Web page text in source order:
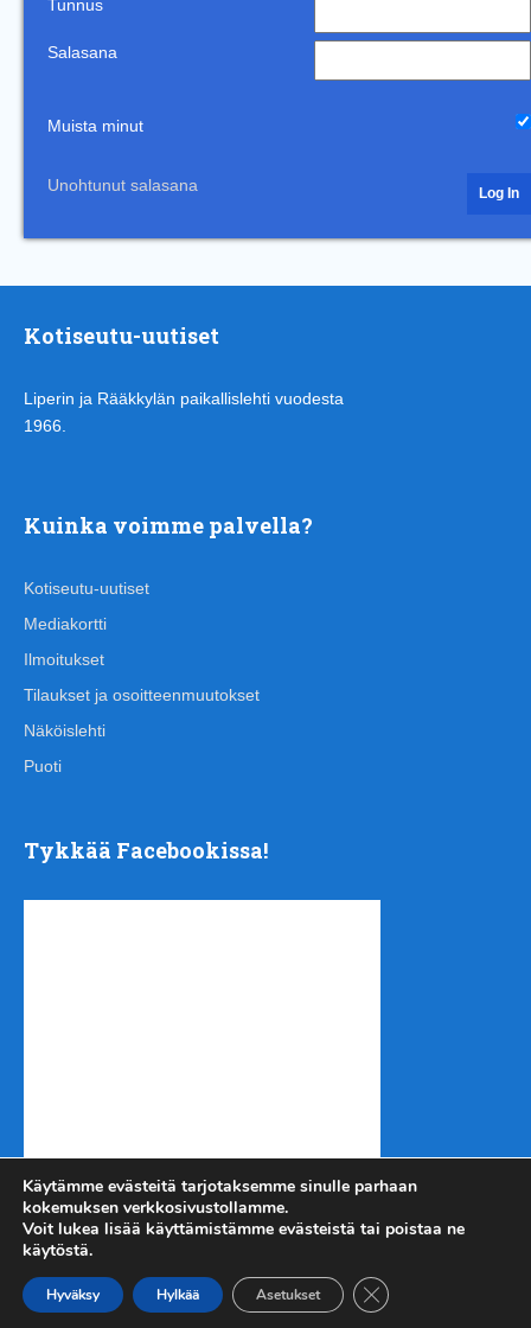
Tunnus
Salasana
Muista minut
Unohtunut salasana
Kotiseutu-uutiset
Liperin ja Rääkkylän paikallislehti vuodesta
1966.
Kuinka voimme palvella?
Kotiseutu-uutiset
Mediakortti
Ilmoitukset
Tilaukset ja osoitteenmuutokset
Näköislehti
Puoti
Tykkää Facebookissa!
Kotiseutu-uutiset.comCopyright © 2026.
Kirjautuminen| TuotantoUrheilukehitys ry
Käytämme evästeitä tarjotaksemme sinulle parhaan
kokemuksen verkkosivustollamme.
Voit lukea lisää käyttämistämme evästeistä tai poistaa ne
käytöstä.
Hyväksy Hylkää Asetukset Sulje evästebanneri